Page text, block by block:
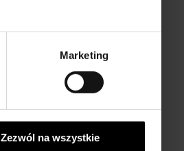
Marketing
Zezwól na wszystkie